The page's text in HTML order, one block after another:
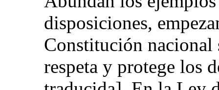
disposiciones,
Constitución nacional
respeta y protege los